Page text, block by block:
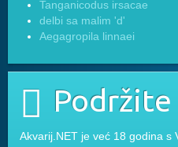
Tanganicodus irsacae
delbi sa malim 'd'
Aegagropila linnaei
Podržite
Akvarij.NET je već 18 godina